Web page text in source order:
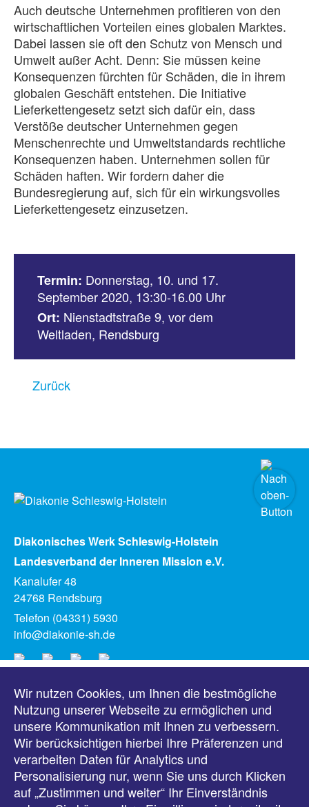
Auch deutsche Unternehmen profitieren von den
wirtschaftlichen Vorteilen eines globalen Marktes.
Dabei lassen sie oft den Schutz von Mensch und
Umwelt außer Acht. Denn: Sie müssen keine
Konsequenzen fürchten für Schäden, die in ihrem
globalen Geschäft entstehen. Die Initiative
Lieferkettengesetz setzt sich dafür ein, dass
Verstöße deutscher Unternehmen gegen
Menschenrechte und Umweltstandards rechtliche
Konsequenzen haben. Unternehmen sollen für
Schäden haften. Wir fordern daher die
Bundesregierung auf, sich für ein wirkungsvolles
Lieferkettengesetz einzusetzen.
Termin: Donnerstag, 10. und 17.
September 2020, 13:30-16.00 Uhr
Ort: Nienstadtstraße 9, vor dem
Weltladen, Rendsburg
Zurück
Diakonisches Werk Schleswig-Holstein
Landesverband der Inneren Mission e.V.
Kanalufer 48
24768 Rendsburg
Telefon (04331) 5930
info@diakonie-sh.de
Meldungen
Veranstaltungen
Downloads
Wir nutzen Cookies, um Ihnen die bestmögliche
Nutzung unserer Webseite zu ermöglichen und
unsere Kommunikation mit Ihnen zu verbessern.
Wir berücksichtigen hierbei Ihre Präferenzen und
verarbeiten Daten für Analytics und
Personalisierung nur, wenn Sie uns durch Klicken
auf „Zustimmen und weiter“ Ihr Einverständnis